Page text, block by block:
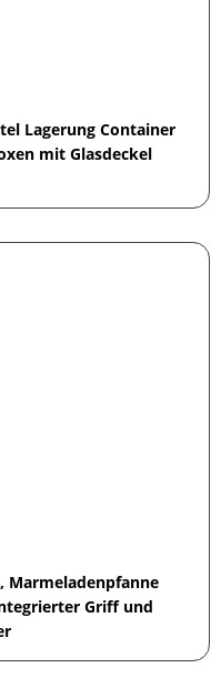
Lagerung Container
mit Glasdeckel
Marmeladenpfanne
Griff und